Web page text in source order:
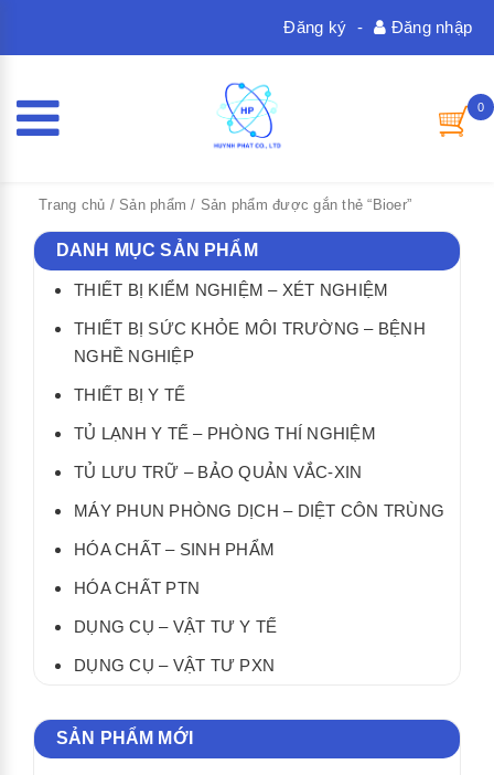
Đăng nhập
-
Đăng ký
0
Trang chủ / Sản phẩm / Sản phẩm được gắn thẻ “Bioer”
DANH MỤC SẢN PHẨM
THIẾT BỊ KIỂM NGHIỆM – XÉT NGHIỆM
THIẾT BỊ SỨC KHỎE MÔI TRƯỜNG – BỆNH
NGHỀ NGHIỆP
THIẾT BỊ Y TẾ
TỦ LẠNH Y TẾ – PHÒNG THÍ NGHIỆM
TỦ LƯU TRỮ – BẢO QUẢN VẮC-XIN
MÁY PHUN PHÒNG DỊCH – DIỆT CÔN TRÙNG
HÓA CHẤT – SINH PHẨM
HÓA CHẤT PTN
DỤNG CỤ – VẬT TƯ Y TẾ
DỤNG CỤ – VẬT TƯ PXN
SẢN PHẨM MỚI